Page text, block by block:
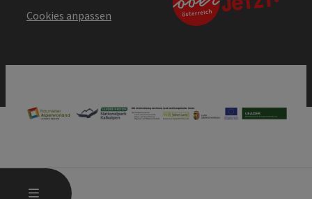
MENÜ
Cookies anpassen